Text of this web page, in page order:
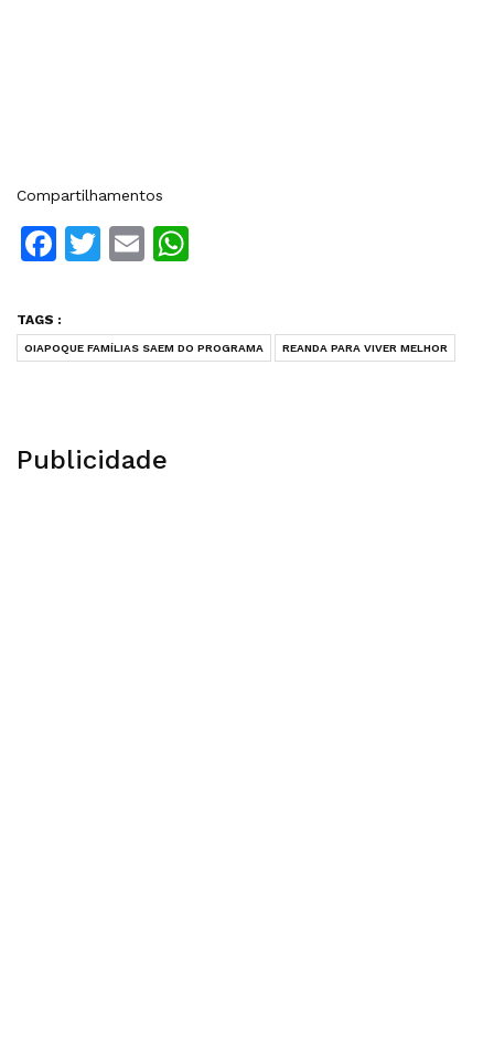
Compartilhamentos
Facebook
Twitter
Email
TAGS :
OIAPOQUE FAMÍLIAS SAEM DO PROGRAMA REANDA PARA VIVER MELHOR
Publicidade